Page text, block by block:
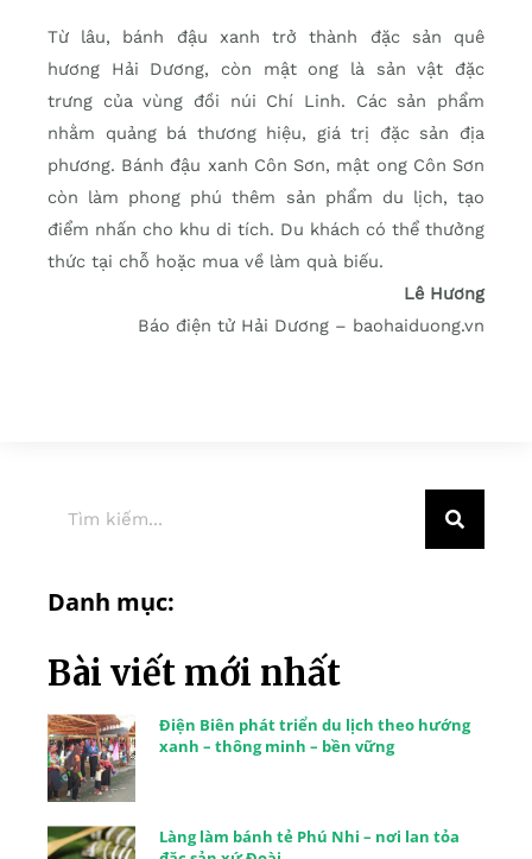
Từ lâu, bánh đậu xanh trở thành đặc sản quê
hương Hải Dương, còn mật ong là sản vật đặc
trưng của vùng đồi núi Chí Linh. Các sản phẩm
nhằm quảng bá thương hiệu, giá trị đặc sản địa
phương. Bánh đậu xanh Côn Sơn, mật ong Côn Sơn
còn làm phong phú thêm sản phẩm du lịch, tạo
điểm nhấn cho khu di tích. Du khách có thể thưởng
thức tại chỗ hoặc mua về làm quà biếu.
Lê Hương
Báo điện tử Hải Dương – baohaiduong.vn
Danh mục:
Bài viết mới nhất
Điện Biên phát triển du lịch theo hướng
xanh – thông minh – bền vững
Làng làm bánh tẻ Phú Nhi – nơi lan tỏa